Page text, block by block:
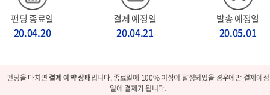
펀딩 종료일
20.04.20
결제 예정일
20.04.21
발송 예정일
20.05.01
펀딩을 마치면결제 예약 상태입니다. 종료일에 100% 이상이 달성되었을 경우에만 결제예정
일에 결제가 됩니다.